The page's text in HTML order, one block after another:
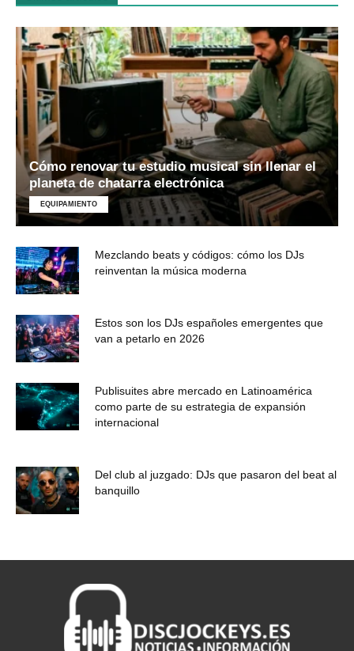
Cómo renovar tu estudio musical sin llenar el
planeta de chatarra electrónica
EQUIPAMIENTO
Mezclando beats y códigos: cómo los DJs
reinventan la música moderna
Estos son los DJs españoles emergentes que
van a petarlo en 2026
Publisuites abre mercado en Latinoamérica
como parte de su estrategia de expansión
internacional
Del club al juzgado: DJs que pasaron del beat al
banquillo